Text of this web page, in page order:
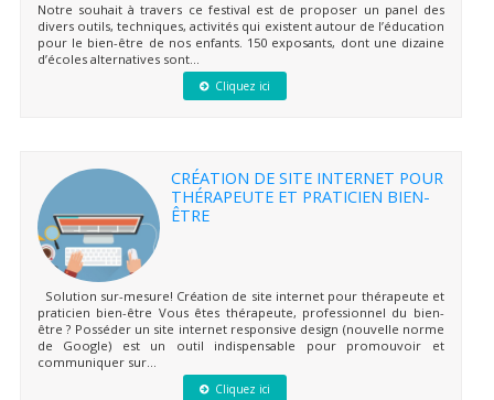
Notre souhait à travers ce festival est de proposer un panel des
divers outils, techniques, activités qui existent autour de l’éducation
pour le bien-être de nos enfants. 150 exposants, dont une dizaine
d’écoles alternatives sont...
Cliquez ici
CRÉATION DE SITE INTERNET POUR
THÉRAPEUTE ET PRATICIEN BIEN-
ÊTRE
Solution sur-mesure! Création de site internet pour thérapeute et
praticien bien-être Vous êtes thérapeute, professionnel du bien-
être ? Posséder un site internet responsive design (nouvelle norme
de Google) est un outil indispensable pour promouvoir et
communiquer sur...
Cliquez ici